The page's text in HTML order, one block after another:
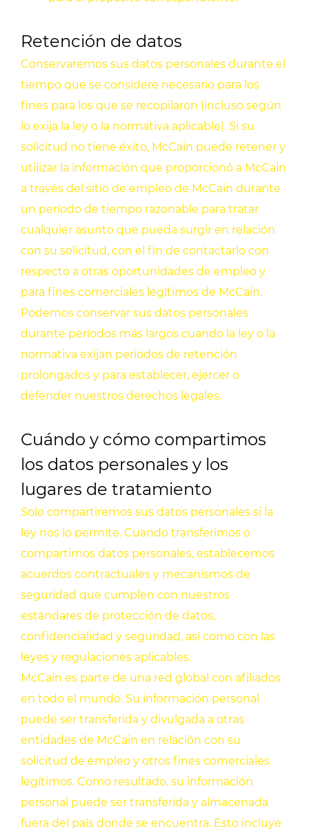
Retención de datos
Conservaremos sus datos personales durante el
tiempo que se considere necesario para los
fines para los que se recopilaron (incluso según
lo exija la ley o la normativa aplicable). Si su
solicitud no tiene éxito, McCain puede retener y
utilizar la información que proporcionó a McCain
a través del sitio de empleo de McCain durante
un período de tiempo razonable para tratar
cualquier asunto que pueda surgir en relación
con su solicitud, con el fin de contactarlo con
respecto a otras oportunidades de empleo y
para fines comerciales legítimos de McCain.
Podemos conservar sus datos personales
durante períodos más largos cuando la ley o la
normativa exijan períodos de retención
prolongados y para establecer, ejercer o
defender nuestros derechos legales.
Cuándo y cómo compartimos
los datos personales y los
lugares de tratamiento
Solo compartiremos sus datos personales si la
ley nos lo permite. Cuando transferimos o
compartimos datos personales, establecemos
acuerdos contractuales y mecanismos de
seguridad que cumplen con nuestros
estándares de protección de datos,
confidencialidad y seguridad, así como con las
leyes y regulaciones aplicables.
McCain es parte de una red global con afiliados
en todo el mundo. Su información personal
puede ser transferida y divulgada a otras
entidades de McCain en relación con su
solicitud de empleo y otros fines comerciales
legítimos. Como resultado, su información
personal puede ser transferida y almacenada
fuera del país donde se encuentra. Esto incluye